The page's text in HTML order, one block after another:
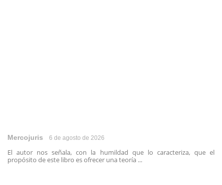
Mercojuris 6 de agosto de 2026
El autor nos señala, con la humildad que lo caracteriza, que el
propósito de este libro es ofrecer una teoría ...